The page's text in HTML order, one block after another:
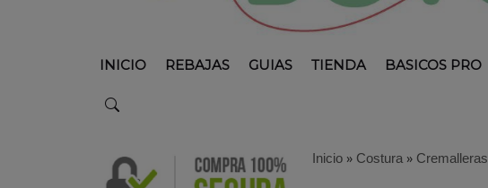
INICIO REBAJAS GUIAS TIENDA BASICOS PRO
Inicio»Costura»Cremalleras